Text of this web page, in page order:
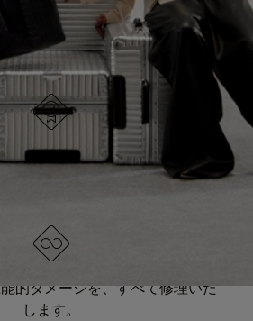
個別に品質テストを受け、入念
的ダメージを、すべて修理いた
します。